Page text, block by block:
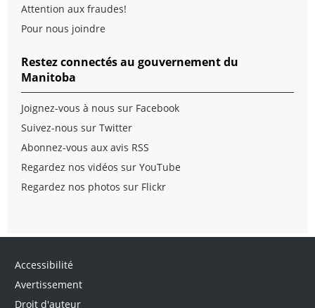
Attention aux fraudes!
Pour nous joindre
Restez connectés au gouvernement du
Manitoba
Joignez-vous à nous sur Facebook
Suivez-nous sur Twitter
Abonnez-vous aux avis RSS
Regardez nos vidéos sur YouTube
Regardez nos photos sur Flickr
Accessibilité
Avertissement
Droit d'auteur